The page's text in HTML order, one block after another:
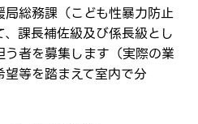
総務課（こども性暴力防止
課長補佐級及び係長級とし
者を募集します（実際の業
等を踏まえて室内で分